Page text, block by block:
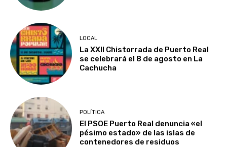
LOCAL
La XXII Chistorrada de Puerto Real
se celebrará el 8 de agosto en La
Cachucha
POLÍTICA
El PSOE Puerto Real denuncia «el
pésimo estado» de las islas de
contenedores de residuos